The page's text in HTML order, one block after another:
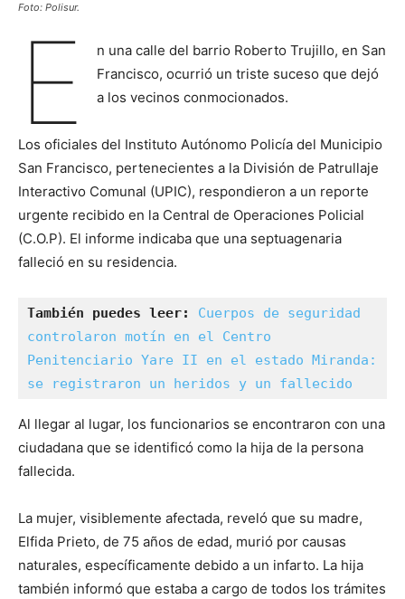
Foto: Polisur.
E
n una calle del barrio Roberto Trujillo, en San
Francisco, ocurrió un triste suceso que dejó
a los vecinos conmocionados.
Los oficiales del Instituto Autónomo Policía del Municipio
San Francisco, pertenecientes a la División de Patrullaje
Interactivo Comunal (UPIC), respondieron a un reporte
urgente recibido en la Central de Operaciones Policial
(C.O.P). El informe indicaba que una septuagenaria
falleció en su residencia.
También puedes leer: Cuerpos de seguridad
controlaron motín en el Centro
Penitenciario Yare II en el estado Miranda:
se registraron un heridos y un fallecido
Al llegar al lugar, los funcionarios se encontraron con una
ciudadana que se identificó como la hija de la persona
fallecida.
La mujer, visiblemente afectada, reveló que su madre,
Elfida Prieto, de 75 años de edad, murió por causas
naturales, específicamente debido a un infarto. La hija
también informó que estaba a cargo de todos los trámites